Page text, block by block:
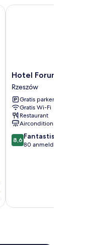
Hotel
Forum
Rzeszów
Hotel Forum
Rzeszów
Gratis parkering
Gratis Wi-Fi
Restaurant
Aircondition
8.6
ud
8,6 Fantastisk
80 anmeldelser
Hotel Forum